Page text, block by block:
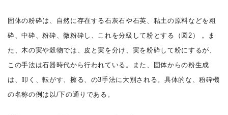
固体の粉砕は、自然に存在する石灰石や石英、粘土の原料などを粗
砕、中砕、粉砕、微粉砕し、これを分級して粉とする（図2） 。ま
た、木の実や穀物では、皮と実を分け、実を粉砕して粉にするが、
この手法は石器時代から行われている。また、固体からの粉生成
は、叩く、転がす、擦る、の3手法に大別される。具体的な、粉砕機
の名称の例は以/下の通りである。